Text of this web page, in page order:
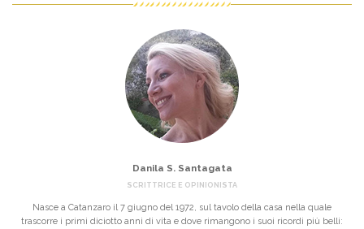
Danila S. Santagata
SCRITTRICE E OPINIONISTA
Nasce a Catanzaro il 7 giugno del 1972, sul tavolo della casa nella quale
trascorre i primi diciotto anni di vita e dove rimangono i suoi ricordi più belli: